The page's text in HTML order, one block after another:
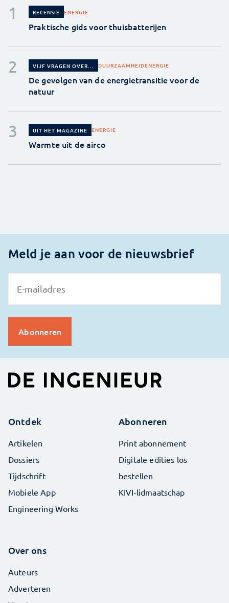
RECENSIE ENERGIE
Praktische gids voor thuisbatterijen
VIJF VRAGEN OVER... DUURZAAMHEIDENERGIE
De gevolgen van de energietransitie voor de
natuur
UIT HET MAGAZINE ENERGIE
Warmte uit de airco
Meld je aan voor de nieuwsbrief
Ontdek
Artikelen
Dossiers
Tijdschrift
Mobiele App
Engineering Works
Abonneren
Print abonnement
Digitale edities los
bestellen
KIVI-lidmaatschap
Over ons
Auteurs
Adverteren